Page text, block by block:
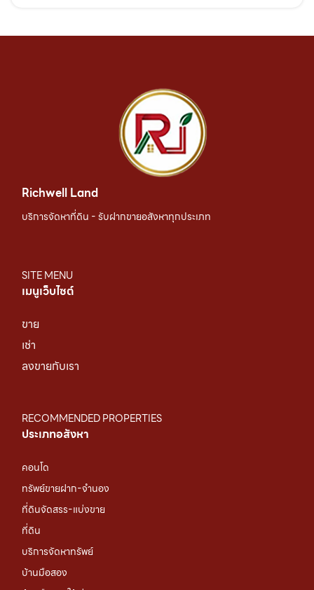
Richwell Land
บริการจัดหาที่ดิน - รับฝากขายอสังหาทุกประเภท
SITE MENU
เมนูเว็บไซต์
ขาย
เช่า
ลงขายกับเรา
RECOMMENDED PROPERTIES
ประเภทอสังหา
คอนโด
ทรัพย์ขายฝาก-จำนอง
ที่ดินจัดสรร-แบ่งขาย
ที่ดิน
บริการจัดหาทรัพย์
บ้านมือสอง